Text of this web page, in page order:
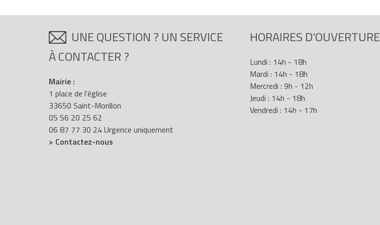
UNE QUESTION ? UN SERVICE
À CONTACTER ?
Mairie :
1 place de l'église
33650 Saint-Morillon
05 56 20 25 62
06 87 77 30 24 Urgence uniquement
> Contactez-nous
HORAIRES D'OUVERTURE
Lundi : 14h - 18h
Mardi : 14h - 18h
Mercredi : 9h - 12h
Jeudi : 14h - 18h
Vendredi : 14h - 17h